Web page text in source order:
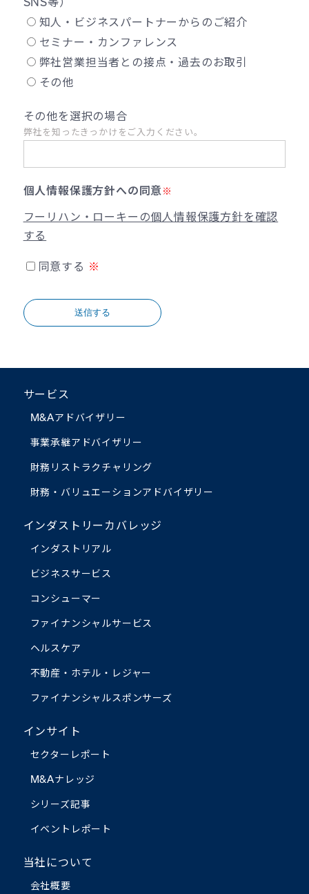
知人・ビジネスパートナーからのご紹介
セミナー・カンファレンス
弊社営業担当者との接点・過去のお取引
その他
その他を選択の場合
弊社を知ったきっかけをご入力ください。
個人情報保護方針への同意 ※
フーリハン・ローキーの個人情報保護方針を確認
する
同意する
送信する
サービス
M&Aアドバイザリー
事業承継アドバイザリー
財務リストラクチャリング
財務・バリュエーションアドバイザリー
インダストリーカバレッジ
インダストリアル
ビジネスサービス
コンシューマー
ファイナンシャルサービス
ヘルスケア
不動産・ホテル・レジャー
ファイナンシャルスポンサーズ
インサイト
セクターレポート
M&Aナレッジ
シリーズ記事
イベントレポート
当社について
会社概要